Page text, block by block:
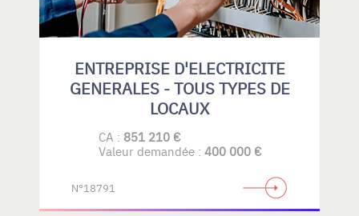
ENTREPRISE D'ELECTRICITE
GENERALES - TOUS TYPES DE
LOCAUX
CA : 851 210 €
Valeur demandée : 400 000 €
N°18791